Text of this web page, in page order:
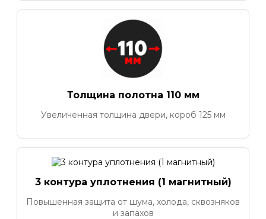
Толщина полотна 110 мм
Увеличенная толщина двери, короб 125 мм
3 контура уплотнения (1 магнитный)
Повышенная защита от шума, холода, сквозняков
и запахов